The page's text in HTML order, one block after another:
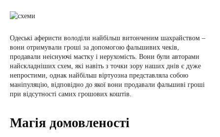
Одеські аферисти володіли найбільш витонченим шахрайством –
вони отримували гроші за допомогою фальшивих чеків,
продавали неіснуючі маєтку і нерухомість. Вони були авторами
найскладніших схем, які навіть з точки зору наших днів є дуже
непростими, однак найбільш віртуозна представляла собою
маніпуляцію, відповідно до якої вони продавали фальшиві гроші
при відсутності самих грошових коштів.
Магія домовленості